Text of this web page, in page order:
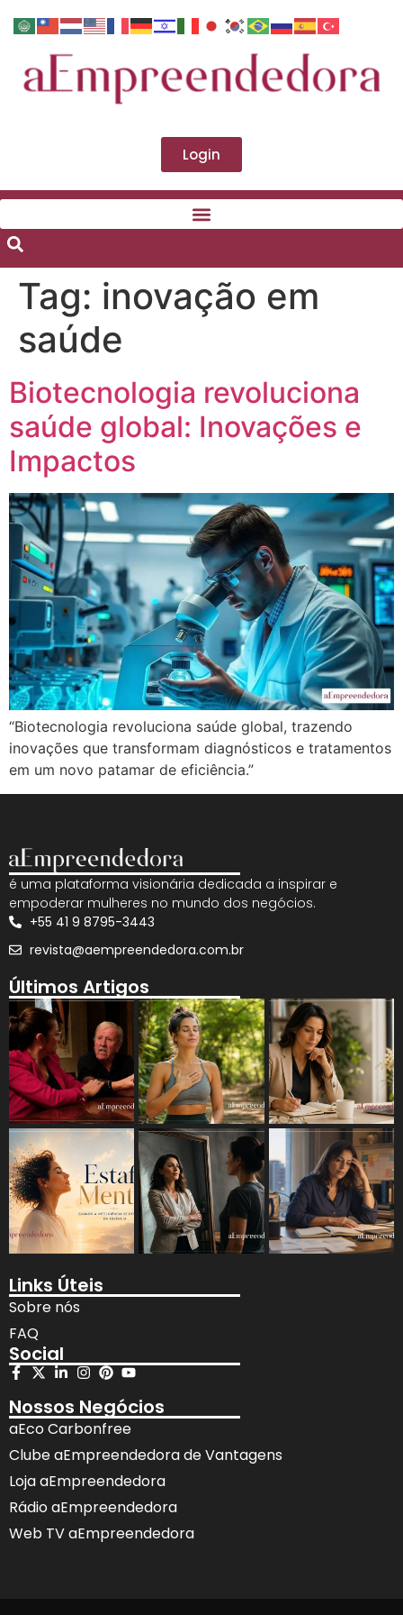
Login
Tag: inovação em
saúde
Biotecnologia revoluciona
saúde global: Inovações e
Impactos
“Biotecnologia revoluciona saúde global, trazendo
inovações que transformam diagnósticos e tratamentos
em um novo patamar de eficiência.”
é uma plataforma visionária dedicada a inspirar e
empoderar mulheres no mundo dos negócios.
+55 41 9 8795-3443
revista@aempreendedora.com.br
Últimos Artigos
Links Úteis
Sobre nós
FAQ
Social
Nossos Negócios
aEco Carbonfree
Clube aEmpreendedora de Vantagens
Loja aEmpreendedora
Rádio aEmpreendedora
Web TV aEmpreendedora